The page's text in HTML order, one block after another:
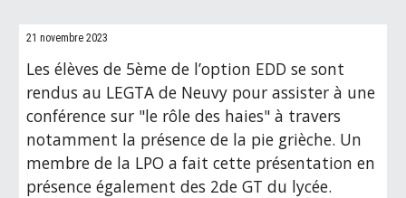
21 novembre 2023
Les élèves de 5ème de l’option EDD se sont
rendus au LEGTA de Neuvy pour assister à une
conférence sur "le rôle des haies" à travers
notamment la présence de la pie grièche. Un
membre de la LPO a fait cette présentation en
présence également des 2de GT du lycée.